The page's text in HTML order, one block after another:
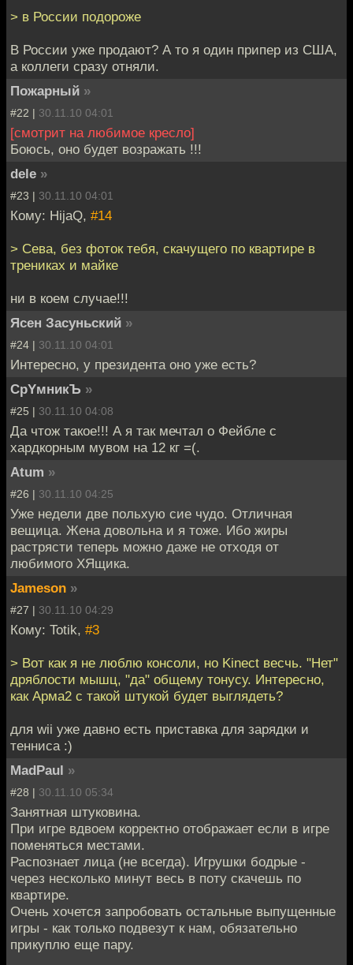
> в России подороже
В России уже продают? А то я один припер из США,
а коллеги сразу отняли.
Пожарный »
#22 | 30.11.10 04:01
[смотрит на любимое кресло]
Боюсь, оно будет возражать !!!
dele »
#23 | 30.11.10 04:01
Кому: HijaQ, #14
> Сева, без фоток тебя, скачущего по квартире в
трениках и майке
ни в коем случае!!!
Ясен Засуньский »
#24 | 30.11.10 04:01
Интересно, у президента оно уже есть?
CpYмникЪ »
#25 | 30.11.10 04:08
Да чтож такое!!! А я так мечтал о Фейбле с
хардкорным мувом на 12 кг =(.
Atum »
#26 | 30.11.10 04:25
Уже недели две польхую сие чудо. Отличная
вещица. Жена довольна и я тоже. Ибо жиры
растрясти теперь можно даже не отходя от
любимого ХЯщика.
Jameson »
#27 | 30.11.10 04:29
Кому: Totik, #3
> Вот как я не люблю консоли, но Kinect весчь. "Нет"
дряблости мышц, "да" общему тонусу. Интересно,
как Арма2 с такой штукой будет выглядеть?
для wii уже давно есть приставка для зарядки и
тенниса :)
MadPaul »
#28 | 30.11.10 05:34
Занятная штуковина.
При игре вдвоем корректно отображает если в игре
поменяться местами.
Распознает лица (не всегда). Игрушки бодрые -
через несколько минут весь в поту скачешь по
квартире.
Очень хочется запробовать остальные выпущенные
игры - как только подвезут к нам, обязательно
прикуплю еще пару.